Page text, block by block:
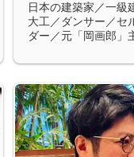
日本の建築家／一級
大工／ダンサー／セ
ダー／元「岡画郎」